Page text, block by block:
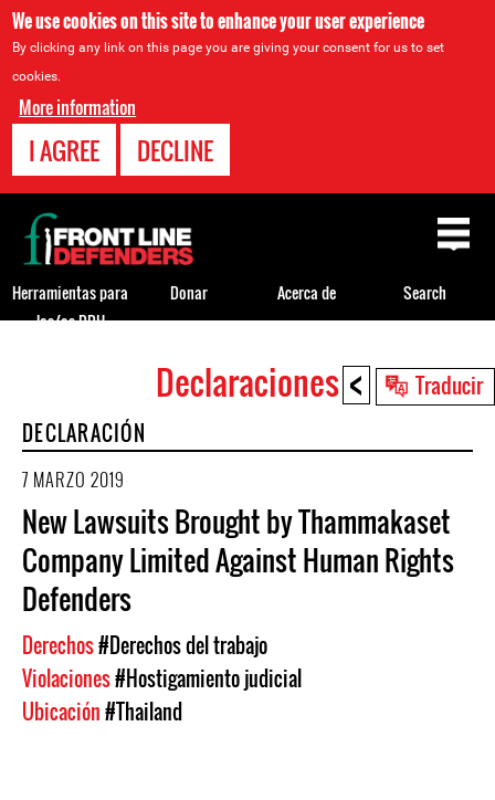
We use cookies on this site to enhance your user experience
By clicking any link on this page you are giving your consent for us to set
cookies.
More information
I AGREE DECLINE
< Traducir
top
Declaraciones
DECLARACIÓN
7 MARZO 2019
New Lawsuits Brought by Thammakaset
Company Limited Against Human Rights
Defenders
Derechos#Derechos del trabajo
Violaciones#Hostigamiento judicial
Ubicación#Thailand
Back
to
top
Herramientas para
los/as DDH
Donar Acerca de Search